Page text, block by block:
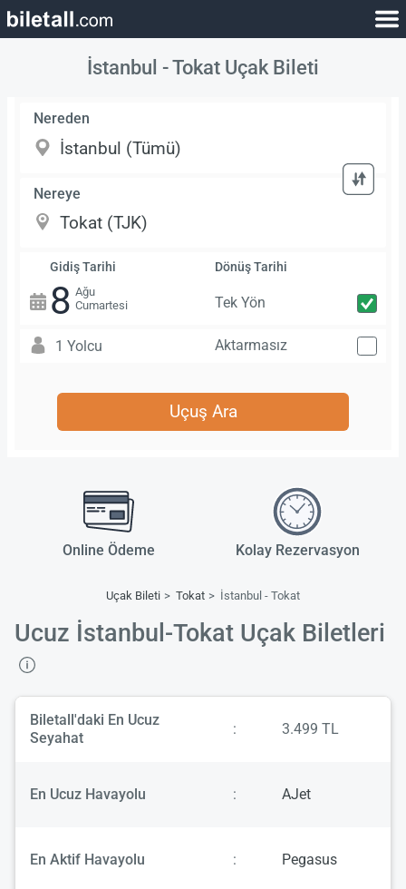
İstanbul - Tokat Uçak Bileti
Nereden
Nereye
Gidiş Tarihi
8 Ağu
Cumartesi
Dönüş Tarihi
Tek Yön
1 Yolcu Aktarmasız
Uçuş Ara
Online Ödeme Kolay Rezervasyon
Uçak Bileti Tokat İstanbul - Tokat
Ucuz İstanbul-Tokat Uçak Biletleri
Biletall'daki En Ucuz
Seyahat
: 3.499 TL
En Ucuz Havayolu : AJet
En Aktif Havayolu : Pegasus